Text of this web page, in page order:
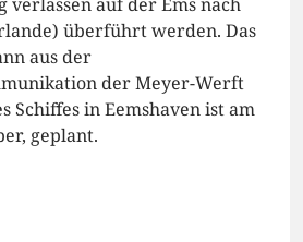
überführt werden. Das
aus der
der Meyer-Werft
Schiffes in Eemshaven ist am
geplant.